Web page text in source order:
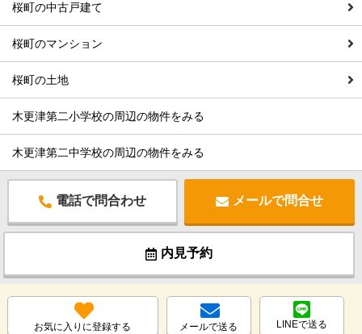
桜町の中古戸建て
桜町のマンション
桜町の土地
木更津第二小学校の周辺の物件をみる
木更津第二中学校の周辺の物件をみる
電話で問合わせ メールで問合せ
内見予約
お気に入りに登録する メールで送る LINEで送る